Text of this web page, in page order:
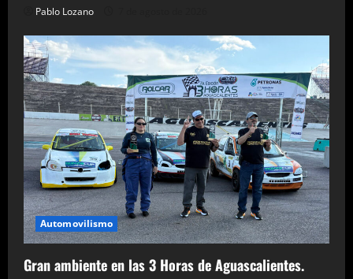
Pablo Lozano
Automovilismo
Gran ambiente en las 3 Horas de Aguascalientes.